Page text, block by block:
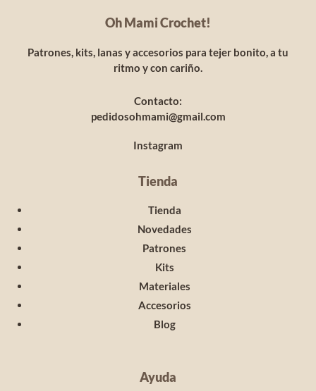
Oh Mami Crochet!
Patrones, kits, lanas y accesorios para tejer bonito, a tu
ritmo y con cariño.
Contacto:
pedidosohmami@gmail.com
Instagram
Tienda
Tienda
Novedades
Patrones
Kits
Materiales
Accesorios
Blog
Ayuda